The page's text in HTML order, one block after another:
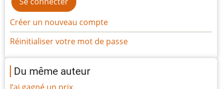
Créer un nouveau compte
Réinitialiser votre mot de passe
Du même auteur